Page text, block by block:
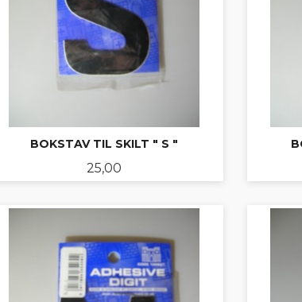
BOKSTAV TIL SKILT " S "
Pris
25,00
KJØP